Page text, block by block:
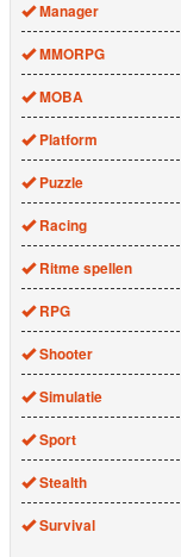
Manager
MMORPG
MOBA
Platform
Puzzle
Racing
Ritme spellen
RPG
Shooter
Simulatie
Sport
Stealth
Survival